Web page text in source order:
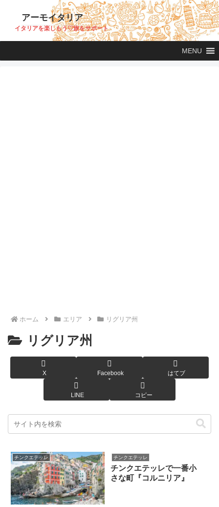
アーモイタリア
イタリアを楽しもう♡旅をサポート
MENU
ホーム エリア リグリア州
リグリア州
X Facebook はてブ
LINE コピー
チンクエテッレ チンクエテッレ
チンクエテッレで一番小
さな町『コルニリア』